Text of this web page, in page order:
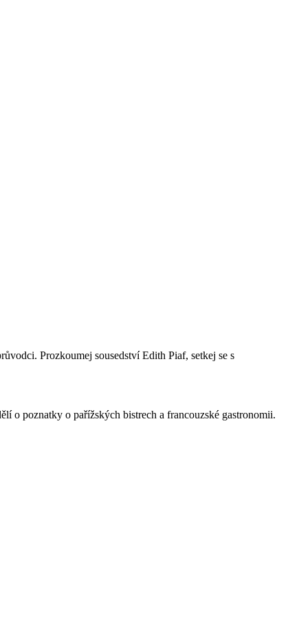
Prozkoumej sousedství Edith Piaf, setkej se s
o poznatky o pařížských bistrech a francouzské gastronomii.